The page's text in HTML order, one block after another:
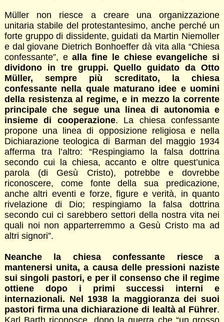
Müller non riesce a creare una organizzazione
unitaria stabile del protestantesimo, anche perché un
forte gruppo di dissidente, guidati da Martin Niemoller
e dal giovane Dietrich Bonhoeffer dà vita alla “Chiesa
confessante”, ealla fine le chiese evangeliche si
dividono in tre gruppi. Quello guidato da Otto
Müller, sempre più screditato, la chiesa
confessante nella quale maturano idee e uomini
della resistenza al regime, e in mezzo la corrente
principale che segue una linea di autonomia e
insieme di cooperazione. La chiesa confessante
propone una linea di opposizione religiosa e nella
Dichiarazione teologica di Barman del maggio 1934
afferma tra l’altro: “Respingiamo la falsa dottrina
secondo cui la chiesa, accanto e oltre quest’unica
parola (di Gesù Cristo), potrebbe e dovrebbe
riconoscere, come fonte della sua predicazione,
anche altri eventi e forze, figure e verità, in quanto
rivelazione di Dio; respingiamo la falsa dottrina
secondo cui ci sarebbero settori della nostra vita nei
quali noi non apparterremmo a Gesù Cristo ma ad
altri signori”.
Neanche la chiesa confessante riesce a
mantenersi unita, a causa delle pressioni naziste
sui singoli pastori, e per il consenso che il regime
ottiene dopo i primi successi interni e
internazionali. Nel 1938 la maggioranza dei suoi
pastori firma una dichiarazione di lealtà al Führer.